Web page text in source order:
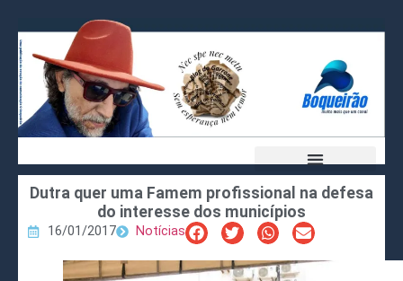
Dutra quer uma Famem profissional na defesa
do interesse dos municípios
16/01/2017 Notícias